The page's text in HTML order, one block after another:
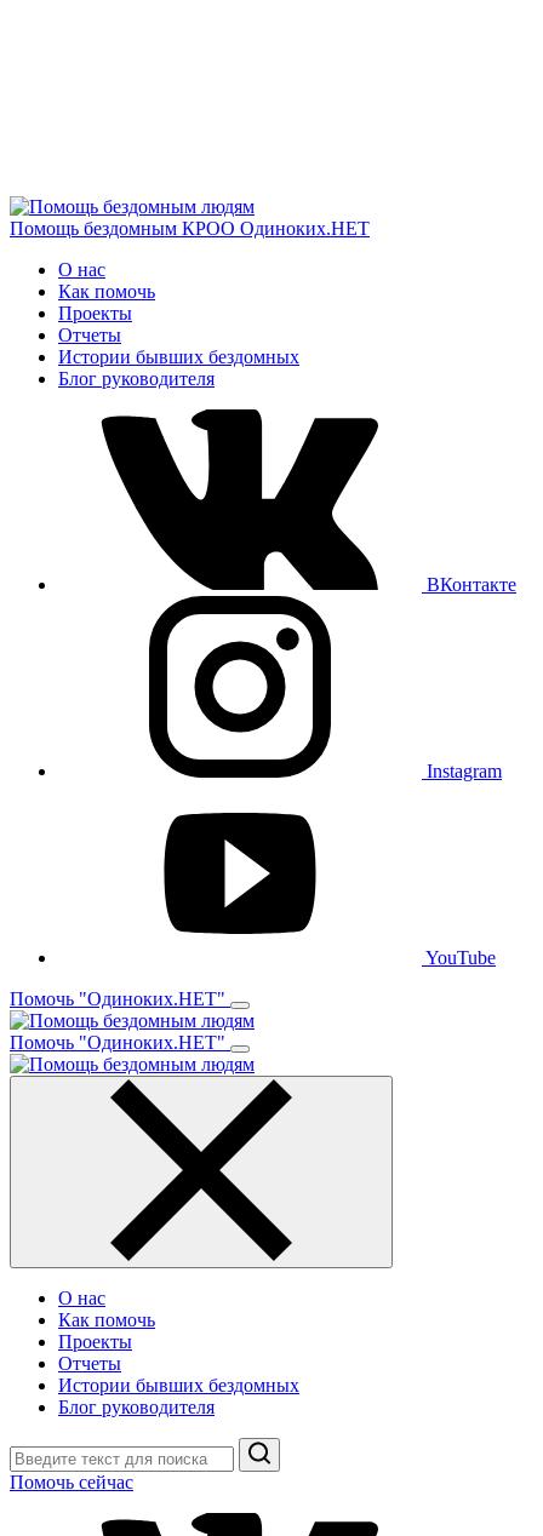
Помощь бездомным КРОО Одиноких.НЕТ
О нас
Как помочь
Проекты
Отчеты
Истории бывших бездомных
Блог руководителя
ВКонтакте
Instagram
YouTube
Помочь "Одиноких.НЕТ"
Помочь "Одиноких.НЕТ"
О нас
Как помочь
Проекты
Отчеты
Истории бывших бездомных
Блог руководителя
Поиск
Помочь сейчас